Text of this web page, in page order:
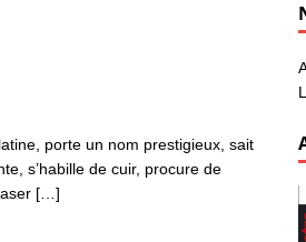
porte un nom prestigieux, sait
s’habille de cuir, procure de
[…]